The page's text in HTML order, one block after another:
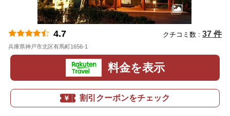
4.7 クチコミ数 : 37 件
兵庫県神戸市北区有馬町1656-1
料金を表示
割引クーポンをチェック